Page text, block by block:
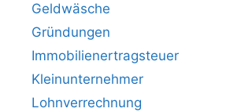
Geldwäsche
Gründungen
Immobilienertragsteuer
Kleinunternehmer
Lohnverrechnung